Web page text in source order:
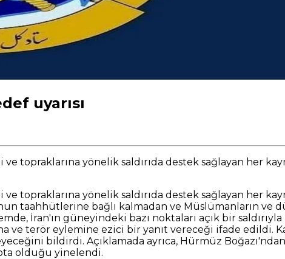
uyarısı
topraklarına yönelik saldırıda destek sağlayan her
topraklarına yönelik saldırıda destek sağlayan her
taahhütlerine bağlı kalmadan ve Müslümanların ve
İran'ın güneyindeki bazı noktaları açık bir
ve terör eylemine ezici bir yanıt vereceği ifade edildi.
bildirdi. Açıklamada ayrıca, Hürmüz
olduğu yinelendi.